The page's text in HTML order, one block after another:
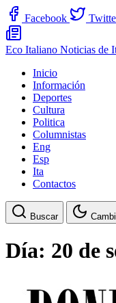
Facebook
Eco Italiano Noticias de
Inicio
Información
Deportes
Cultura
Politica
Columnistas
Eng
Esp
Ita
Contactos
Buscar
Día: 20 de